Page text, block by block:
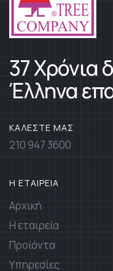
37 Χρόνια
Έλληνα
ΚΑΛΕΣΤΕ ΜΑΣ
210 947 3600
Η ΕΤΑΙΡΕΙΑ
Αρχική
Η εταιρεία
Προϊόντα
Υπηρεσίες